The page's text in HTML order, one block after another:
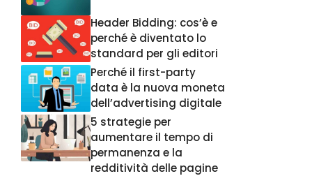
Header Bidding: cos’è e
perché è diventato lo
standard per gli editori
Perché il first-party
data è la nuova moneta
dell’advertising digitale
5 strategie per
aumentare il tempo di
permanenza e la
redditività delle pagine